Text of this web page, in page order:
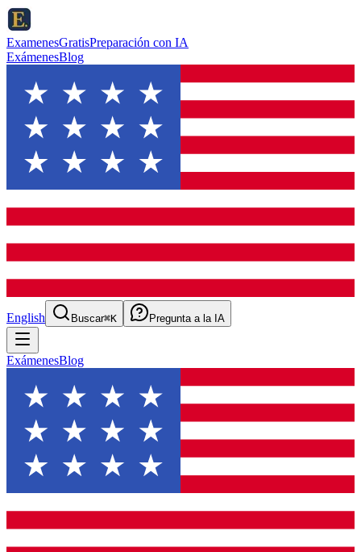
ExamenesGratisPreparación con IA
ExámenesBlog
English Buscar⌘K Pregunta a la IA
ExámenesBlog